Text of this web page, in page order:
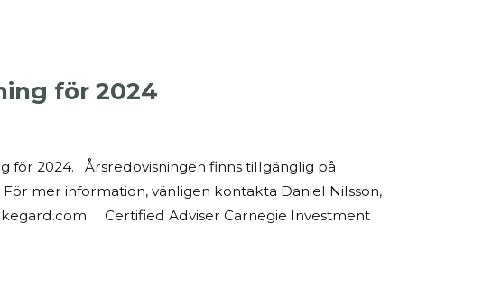
för 2024
för 2024. Årsredovisningen finns tillgänglig på
mer information, vänligen kontakta Daniel Nilsson,
Certified Adviser Carnegie Investment